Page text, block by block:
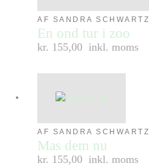
AF SANDRA SCHWARTZ
En ond tur i zoo
kr. 155,00 inkl. moms
AF SANDRA SCHWARTZ
Mas dem nu
kr. 155,00 inkl. moms